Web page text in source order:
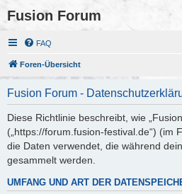
Fusion Forum
FAQ
Foren-Übersicht
Fusion Forum -
Diese Richtlinie beschreibt, wie
(„https://forum.fusion-festival.de“) (im
die Daten verwendet, die während
gesammelt werden.
UMFANG UND ART DER